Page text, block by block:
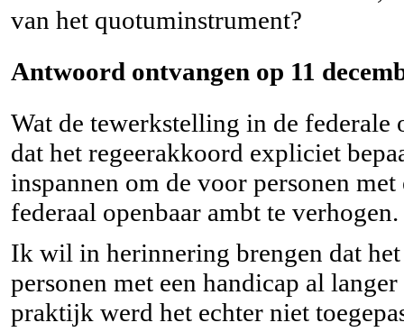
van het quotuminstrument?
Antwoord ontvangen op 11
Wat de tewerkstelling in de
dat het regeerakkoord expliciet
inspannen om de voor personen
federaal openbaar ambt te verhogen.
Ik wil in herinnering brengen dat
personen met een handicap al
praktijk werd het echter niet